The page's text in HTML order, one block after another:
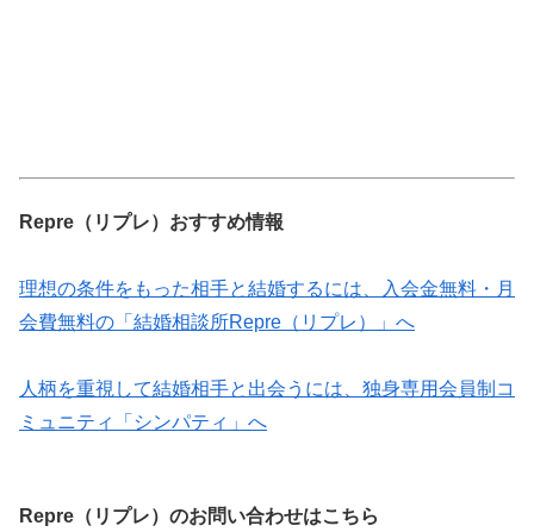
Repre（リプレ）おすすめ情報
理想の条件をもった相手と結婚するには、入会金無料・月
会費無料の「結婚相談所Repre（リプレ）」へ
人柄を重視して結婚相手と出会うには、独身専用会員制コ
ミュニティ「シンパティ」へ
Repre（リプレ）のお問い合わせはこちら